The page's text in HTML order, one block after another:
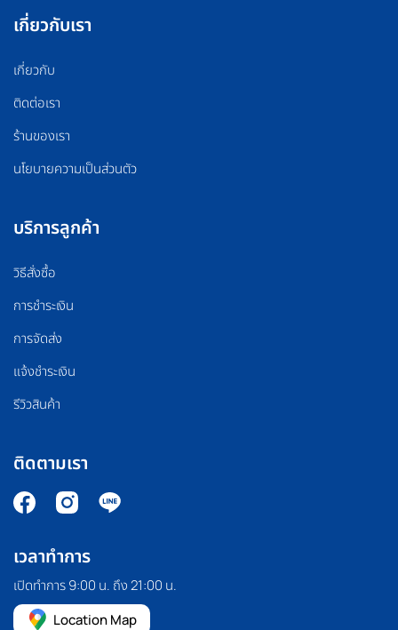
เกี่ยวกับเรา
เกี่ยวกับ
ติดต่อเรา
ร้านของเรา
นโยบายความเป็นส่วนตัว
บริการลูกค้า
วิธีสั่งซื้อ
การชำระเงิน
การจัดส่ง
แจ้งชำระเงิน
รีวิวสินค้า
ติดตามเรา
เวลาทำการ
เปิดทำการ 9:00 น. ถึง 21:00 น.
Location Map